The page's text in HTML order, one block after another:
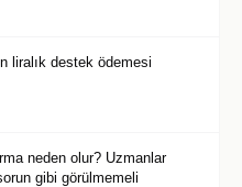
liralık destek ödemesi
neden olur? Uzmanlar
gibi görülmemeli